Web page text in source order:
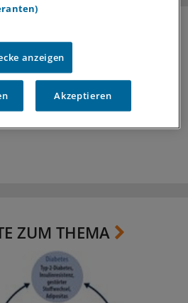
ZUM THEMA
anzeigen
Akzeptieren